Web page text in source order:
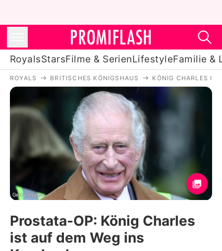
RoyalsStarsFilme & SerienLifestyleFamilie &
Royals
Stars
Filme & Serien
Lifestyle
Familie & Liebe
Promiflash Exklusiv
Alle Themen auf Promiflash
Jobs
ROYALS BRITISCHES KÖNIGSHAUS KÖNIG CHARLES III.
Getty Images
Prostata-OP: König Charles
ist auf dem Weg ins